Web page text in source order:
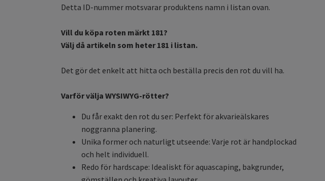
Detta ID-nummer motsvarar produktens namn i listan ovan.
Vill du köpa roten märkt 181?
Välj då artikeln som heter 181 i listan.
Det gör det enkelt att hitta och beställa precis den rot du vill ha.
Varför välja WYSIWYG-rötter?
Du får exakt den rot du ser: Perfekt för akvarieälskares
noggranna planering.
Unika former och naturligt utseende: Varje rot är handplockad
och helt individuell.
Redo för hardscape: Idealiskt för aquascaping, bakgrunder,